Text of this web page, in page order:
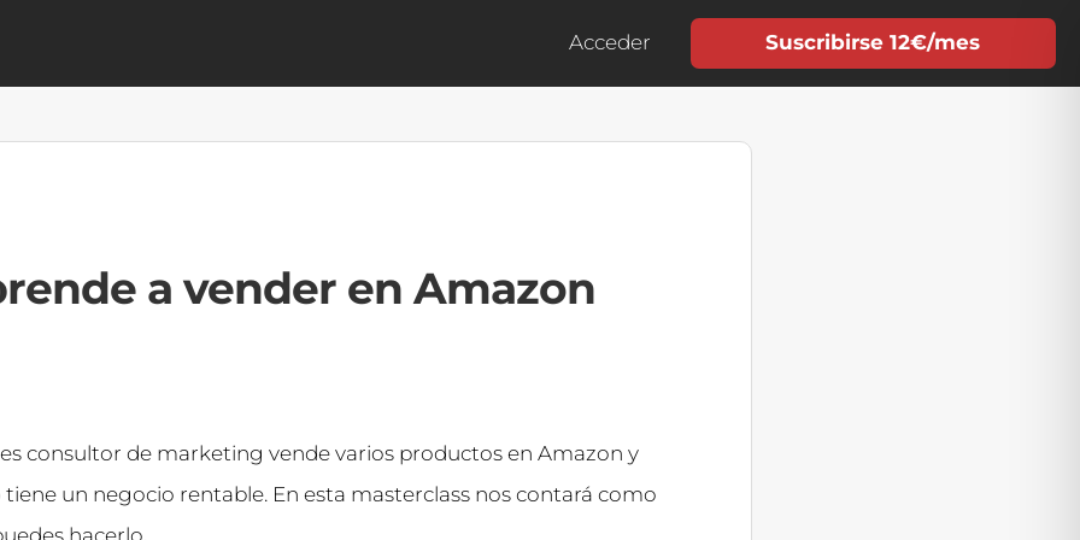
Acceder Suscribirse 12€/mes
a vender en Amazon
consultor de marketing vende varios productos en Amazon y
tiene un negocio rentable. En esta masterclass nos contará como
hacerlo.